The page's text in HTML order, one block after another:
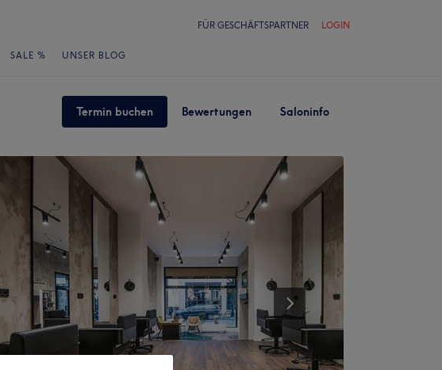
FÜR GESCHÄFTSPARTNER LOGIN
SALE % UNSER BLOG
Termin buchen Bewertungen Saloninfo